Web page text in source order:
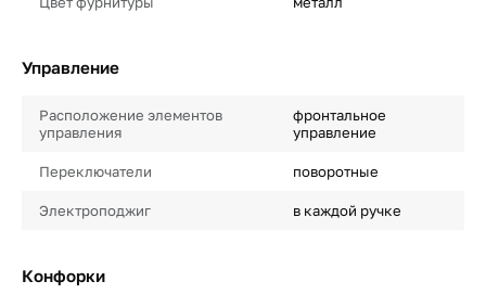
Управление
Расположение элементов
управления
фронтальное
управление
Переключатели поворотные
Электроподжиг в каждой ручке
Конфорки